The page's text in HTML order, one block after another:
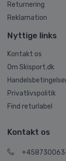
Returnering
Reklamation
Nyttige links
Kontakt os
Om Skisport.dk
Privatlivspolitik
Find returlabel
Kontakt os